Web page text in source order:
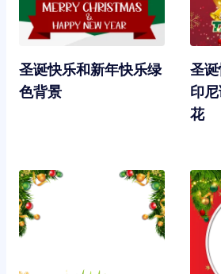
圣诞快乐和新年快乐绿
色背景
圣诞
印
花